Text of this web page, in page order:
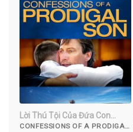
Lời Thú Tội Của Đứa Con
Hoang
CONFESSIONS OF A PRODIGAL